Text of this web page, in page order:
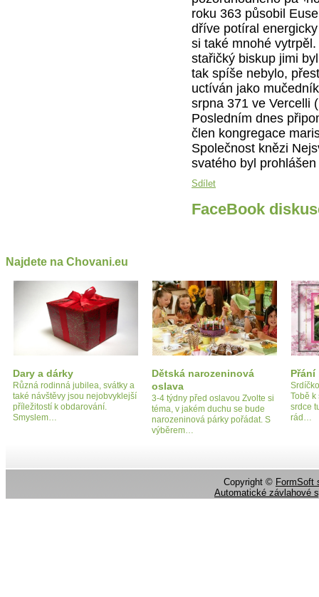
roku 363 působil
dříve potíral
si také mnohé
stařičký biskup jimi
tak spíše nebylo,
uctíván jako
srpna 371 ve Vercelli
Posledním dnes
člen kongregace
Společnost knězi
svatého byl
Sdílet
FaceBook
Najdete na Chovani.eu
Dary a dárky
Různá rodinná jubilea, svátky a
také návštěvy jsou nejobvyklejší
příležitostí k obdarování.
Smyslem…
Dětská narozeninová
oslava
3-4 týdny před oslavou Zvolte si
téma, v jakém duchu se bude
narozeninová párky pořádat. S
výběrem…
Přání
Tobě k
srdce
rád…
Copyright © FormSoft
Automatické závlahové